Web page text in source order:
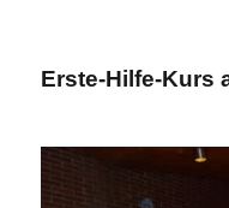
Erste-Hilfe-Kurs